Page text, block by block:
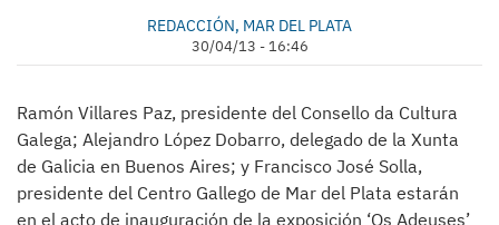
REDACCIÓN, MAR DEL PLATA
30/04/13 - 16:46
Ramón Villares Paz, presidente del Consello da Cultura
Galega; Alejandro López Dobarro, delegado de la Xunta
de Galicia en Buenos Aires; y Francisco José Solla,
presidente del Centro Gallego de Mar del Plata estarán
en el acto de inauguración de la exposición ‘Os Adeuses’